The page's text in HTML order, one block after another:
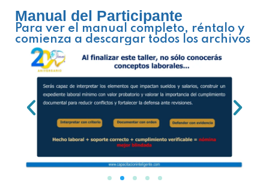
Manual del Participante
Para ver el manual completo, réntalo y
comienza a descargar todos los archivos